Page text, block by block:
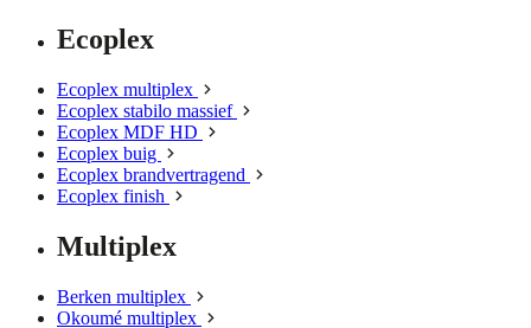
Ecoplex
Ecoplex multiplex
Ecoplex stabilo massief
Ecoplex MDF HD
Ecoplex buig
Ecoplex brandvertragend
Ecoplex finish
Multiplex
Berken multiplex
Okoumé multiplex